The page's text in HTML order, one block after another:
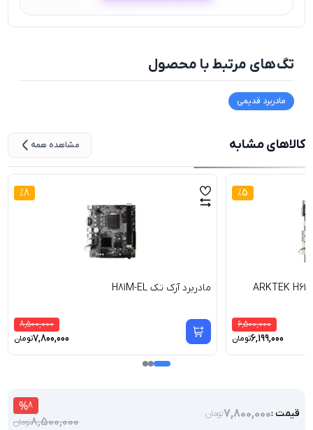
تگ‌های مرتبط با محصول
مادربرد قدیمی
کالاهای مشابه مشاهده همه
8
%
مادربرد آرک تک H81M-EL
8,500,000
7,800,000تومان
5
%
6,500,000
6,199,000تومان
8,500,000تومان
8
%
قیمت :7,800,000تومان